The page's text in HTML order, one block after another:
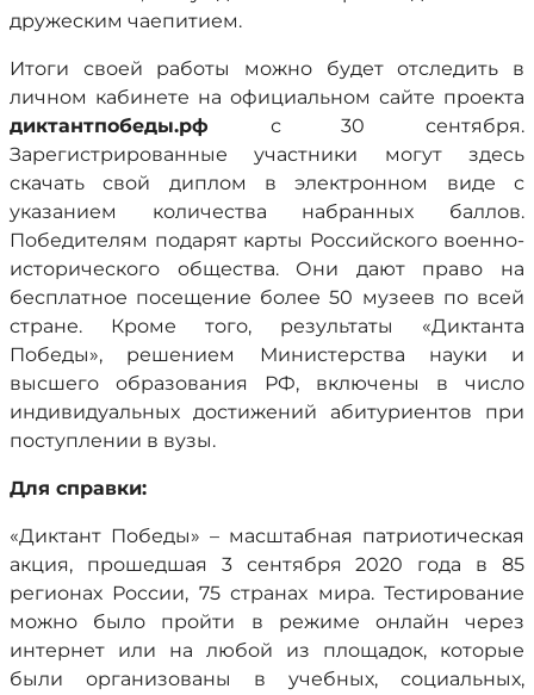
дружеским чаепитием.
Итоги своей работы можно будет отследить в
личном кабинете на официальном сайте проекта
диктантпобеды.рф с 30 сентября.
Зарегистрированные участники могут здесь
скачать свой диплом в электронном виде с
указанием количества набранных баллов.
Победителям подарят карты Российского военно-
исторического общества. Они дают право на
бесплатное посещение более 50 музеев по всей
стране. Кроме того, результаты «Диктанта
Победы», решением Министерства науки и
высшего образования РФ, включены в число
индивидуальных достижений абитуриентов при
поступлении в вузы.
Для справки:
«Диктант Победы» – масштабная патриотическая
акция, прошедшая 3 сентября 2020 года в 85
регионах России, 75 странах мира. Тестирование
можно было пройти в режиме онлайн через
интернет или на любой из площадок, которые
были организованы в учебных, социальных,